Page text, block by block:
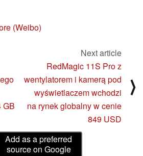
(Weibo)
GB
Next article
RedMagic 11S Pro z
wentylatorem i kamerą pod
wyświetlaczem wchodzi
na rynek globalny w cenie
849 USD
⟩
Add as a preferred
source on Google